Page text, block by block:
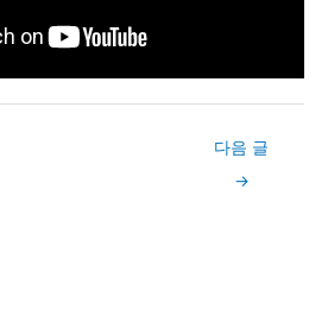
다음 글
→